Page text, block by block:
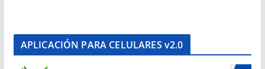
APLICACIÓN PARA CELULARES v2.0